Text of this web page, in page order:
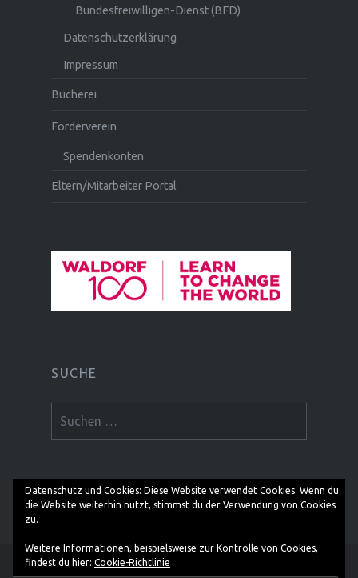
Bundesfreiwilligen-Dienst (BFD)
Datenschutzerklärung
Impressum
Bücherei
Förderverein
Spendenkonten
Eltern/Mitarbeiter Portal
SUCHE
nach:
Datenschutz und Cookies: Diese Website verwendet Cookies. Wenn du
die Website weiterhin nutzt, stimmst du der Verwendung von Cookies
zu.
Weitere Informationen, beispielsweise zur Kontrolle von Cookies,
findest du hier: Cookie-Richtlinie